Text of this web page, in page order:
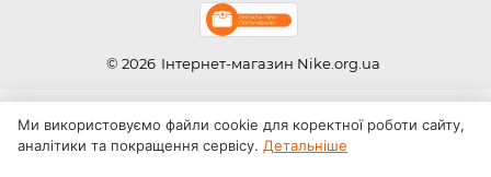
© 2026 Інтернет-магазин Nike.org.ua
Ми використовуємо файли cookie для коректної роботи сайту,
аналітики та покращення сервісу. Детальніше